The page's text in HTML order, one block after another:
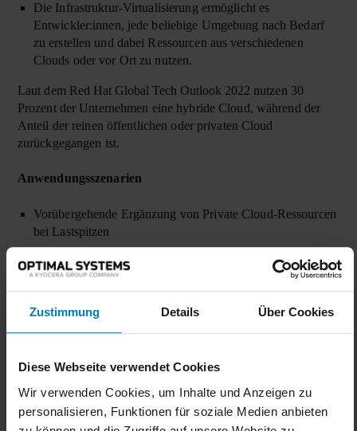
Zustimmung Details Über Cookies
Diese Webseite verwendet Cookies
Wir verwenden Cookies, um Inhalte und Anzeigen zu
personalisieren, Funktionen für soziale Medien anbieten
Die Infrastruktur-Virtualisierung ermöglicht es
Entwickler:innen, jede beliebige Umgebung nach Bedarf
zu erstellen und dabei Ressourcen aus verschiedenen
Clouds oder vor Ort zu nutzen.
Laut dem Red Hat Global Tech Outlook 2022 nutzen 30
Prozent der Unternehmen eine hybride Cloud, während der
Anteil der reinen öffentlichen oder privaten Cloud
zurückgegangen ist.
Anwendungsszenarien
Vorübergehende Ergänzung von Private Cloud-Ressourcen
bei Lastspitzen
Bereitstellung von SaaS-Anwendungen über sichere
Netzwerke
Cloud Computing
Durch die Kombination der Flexibilität der öffentlichen
Cloud mit der individuellen Anpassungsfähigkeit der
privaten Cloud erhalten Sie das Beste aus beiden Welten.